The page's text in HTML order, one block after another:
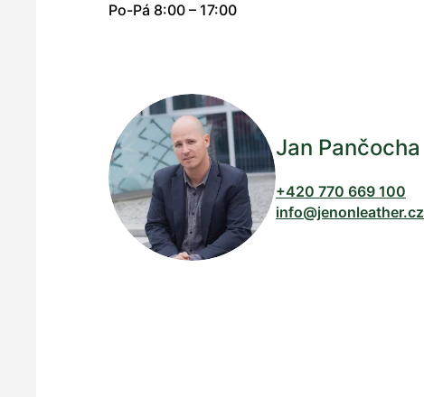
Po-Pá 8:00 – 17:00
Jan Pančocha
+420 770 669 100
info@jenonleather.cz